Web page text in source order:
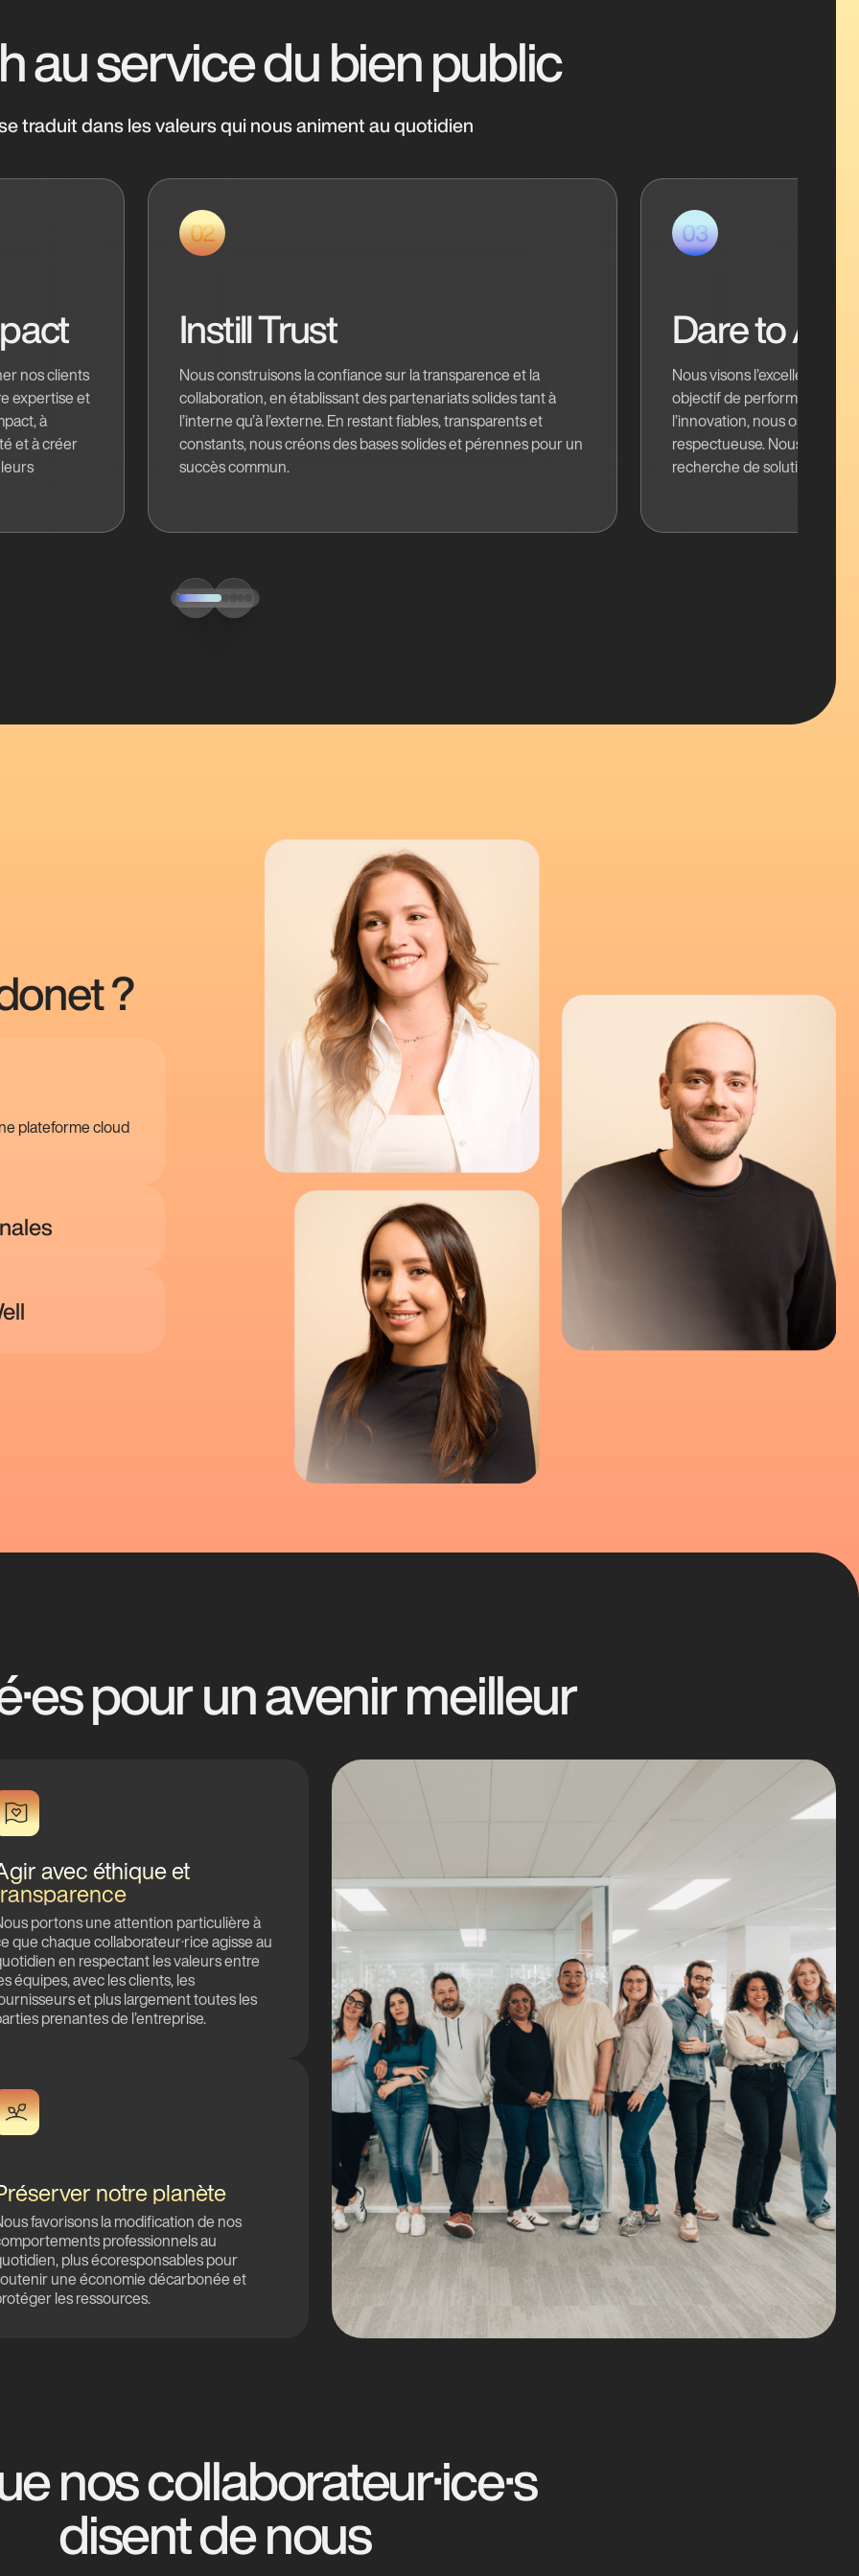
au service du bien public
traduit dans les valeurs qui nous animent au quotidien
nos clients
expertise et
à
et à créer
02
Instill Trust
Nous construisons la confiance sur la transparence et la
collaboration, en établissant des partenariats solides tant à
l’interne qu’à l’externe. En restant fiables, transparents et
constants, nous créons des bases solides et pérennes pour un
succès commun.
03
Dare to Act
Nous visons l’excellence
objectif de performance.
l’innovation, nous osons
respectueuse. Nous
recherche de solutions.
?
plateforme cloud
relever des défis à
pour un avenir meilleur
avec éthique et
portons une attention particulière à
que chaque collaborateur·rice agisse au
en respectant les valeurs entre
équipes, avec les clients, les
et plus largement toutes les
prenantes de l’entreprise.
notre planète
favorisons la modification de nos
professionnels au
plus écoresponsables pour
une économie décarbonée et
les ressources.
nos collaborateur·ice·s
disent de nous